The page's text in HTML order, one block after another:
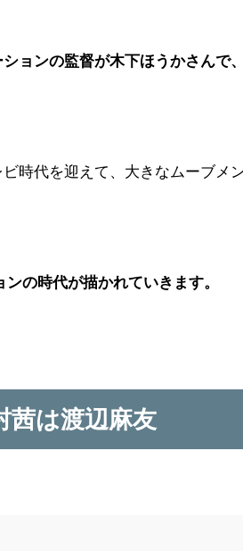
ョンの監督が木下ほうかさんで
時代を迎えて、大きなムーブメ
の時代が描かれていきます。
茜は渡辺麻友